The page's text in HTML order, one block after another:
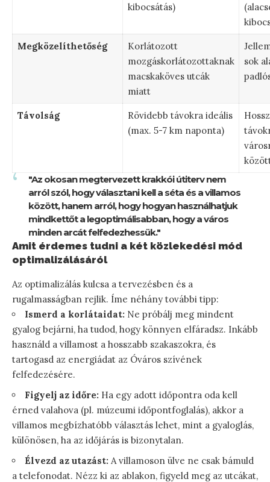
kibocsátás)
Megközelíthetőség
Korlátozott
mozgáskorlátozottaknak
macskaköves utcák
miatt
sok
Távolság
Rövidebb távokra ideális
(max. 5-7 km naponta)
"Az okosan megtervezett krakkói útiterv nem
arról szól, hogy választani kell a séta és a villamos
között, hanem arról, hogy hogyan használhatjuk
mindkettőt a legoptimálisabban, hogy a város
minden arcát felfedezhessük."
Amit érdemes tudni a két közlekedési mód
optimalizálásáról
Az optimalizálás kulcsa a tervezésben és a
rugalmasságban rejlik. Íme néhány további tipp:
Ismerd a korlátaidat: Ne próbálj meg mindent
gyalog bejárni, ha tudod, hogy könnyen elfáradsz. Inkább
használd a villamost a hosszabb szakaszokra, és
tartogasd az energiádat az Óváros szívének
felfedezésére.
Figyelj az időre: Ha egy adott időpontra oda kell
érned valahova (pl. múzeumi időpontfoglalás), akkor a
villamos megbízhatóbb választás lehet, mint a gyaloglás,
különösen, ha az időjárás is bizonytalan.
Élvezd az utazást: A villamoson ülve ne csak bámuld
a telefonodat. Nézz ki az ablakon, figyeld meg az utcákat,